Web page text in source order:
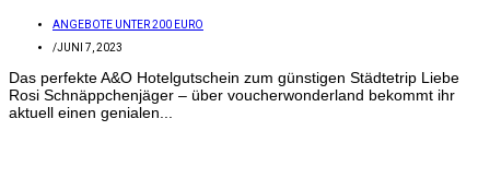
ANGEBOTE UNTER 200 EURO
/JUNI 7, 2023
Das perfekte A&O Hotelgutschein zum günstigen Städtetrip Liebe
Rosi Schnäppchenjäger – über voucherwonderland bekommt ihr
aktuell einen genialen...